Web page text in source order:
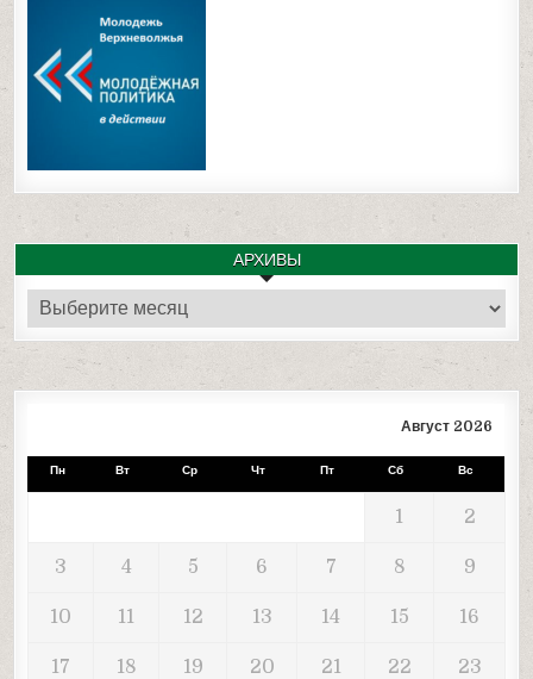
АРХИВЫ
Архивы
Август 2026
Пн Вт Ср Чт Пт Сб Вс
1 2
3 4 5 6 7 8 9
10 11 12 13 14 15 16
17 18 19 20 21 22 23